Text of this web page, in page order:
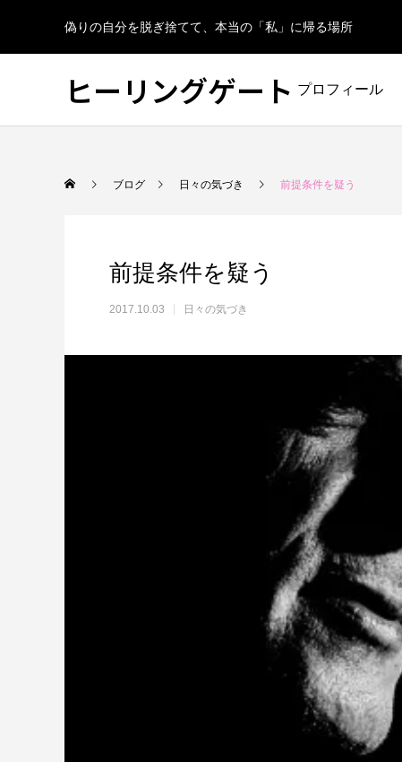
偽りの自分を脱ぎ捨てて、本当の「私」に帰る場所
ヒーリングゲート プロフィール
ブログ 日々の気づき 前提条件を疑う
前提条件を疑う
2017.10.03 日々の気づき